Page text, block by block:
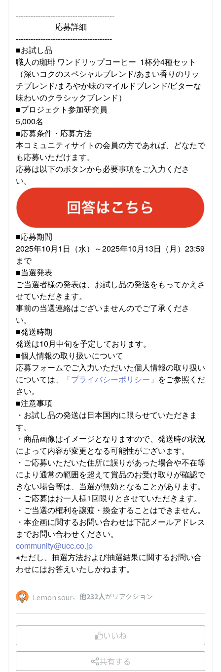
----------------------------------------
応募詳細
---------------------------------------
■お試し品
職人の珈琲 ワンドリップコーヒー 1杯分4種セット
（深いコクのスペシャルブレンド/あまい香りのリッ
チブレンド/まろやか味のマイルドブレンド/ビターな
味わいのクラシックブレンド）
■プロジェクト参加研究員
5,000名
■応募条件・応募方法
本コミュニティサイトの会員の方であれば、どなたで
も応募いただけます。
応募は以下のボタンから必要事項をご入力くださ
い。
■応募期間
2025年10月1日（水）～2025年10月13日（月）23:59
まで
■当選発表
ご当選者様の発表は、お試し品の発送をもってかえさ
せていただきます。
事前の当選連絡はございませんのでご了承くださ
い。
■発送時期
発送は10月中旬を予定しております。
■個人情報の取り扱いについて
応募フォームでご入力いただいた個人情報の取り扱い
については、「プライバシーポリシー 」をご参照くだ
さい。
■注意事項
・お試し品の発送は日本国内に限らせていただきま
す。
・商品画像はイメージとなりますので、発送時の状況
によって内容が変更となる可能性がございます。
・ご応募いただいた住所に誤りがあった場合や不在等
により通常の範囲を超えて賞品のお受け取りが確認で
きない場合等は、当選が無効となることがあります。
・ご応募はお一人様1回限りとさせていただきます。
・ご当選の権利を譲渡・換金することはできません。
・本企画に関するお問い合わせは下記メールアドレス
までお問い合わせください。
community@ucc.co.jp
※ただし、抽選方法および抽選結果に関するお問い合
わせにはお答えいたしかねます。
Lemon sour、 他232人がリアクション
いいね
共有する